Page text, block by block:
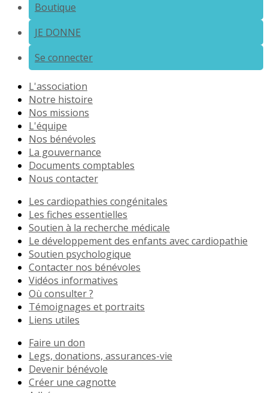
Boutique
JE DONNE
Se connecter
L'association
Notre histoire
Nos missions
L'équipe
Nos bénévoles
La gouvernance
Documents comptables
Nous contacter
Les cardiopathies congénitales
Les fiches essentielles
Soutien à la recherche médicale
Le développement des enfants avec cardiopathie
Soutien psychologique
Contacter nos bénévoles
Vidéos informatives
Où consulter ?
Témoignages et portraits
Liens utiles
Faire un don
Legs, donations, assurances-vie
Devenir bénévole
Créer une cagnotte